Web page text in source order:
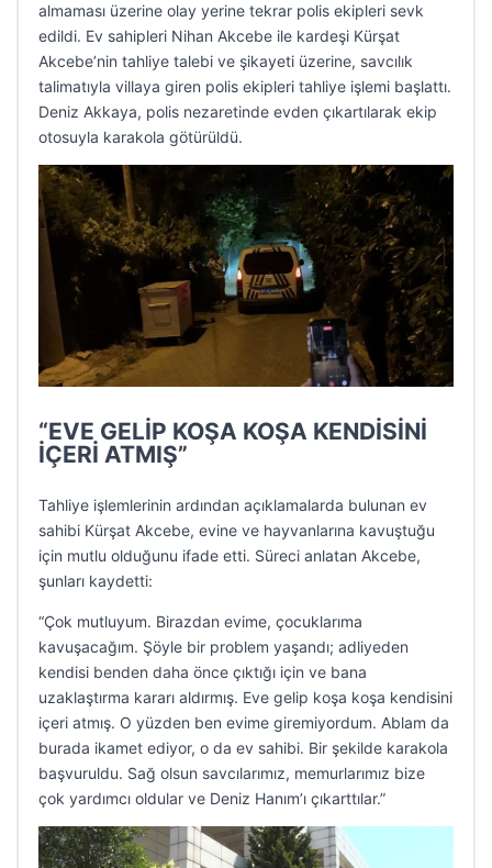
almaması üzerine olay yerine tekrar polis ekipleri sevk
edildi. Ev sahipleri Nihan Akcebe ile kardeşi Kürşat
Akcebe’nin tahliye talebi ve şikayeti üzerine, savcılık
talimatıyla villaya giren polis ekipleri tahliye işlemi başlattı.
Deniz Akkaya, polis nezaretinde evden çıkartılarak ekip
otosuyla karakola götürüldü.
“EVE GELİP KOŞA KOŞA KENDİSİNİ
İÇERİ ATMIŞ”
Tahliye işlemlerinin ardından açıklamalarda bulunan ev
sahibi Kürşat Akcebe, evine ve hayvanlarına kavuştuğu
için mutlu olduğunu ifade etti. Süreci anlatan Akcebe,
şunları kaydetti:
“Çok mutluyum. Birazdan evime, çocuklarıma
kavuşacağım. Şöyle bir problem yaşandı; adliyeden
kendisi benden daha önce çıktığı için ve bana
uzaklaştırma kararı aldırmış. Eve gelip koşa koşa kendisini
içeri atmış. O yüzden ben evime giremiyordum. Ablam da
burada ikamet ediyor, o da ev sahibi. Bir şekilde karakola
başvuruldu. Sağ olsun savcılarımız, memurlarımız bize
çok yardımcı oldular ve Deniz Hanım’ı çıkarttılar.”